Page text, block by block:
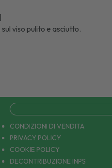
viso pulito e asciutto.
CONDIZIONI DI VENDITA
PRIVACY POLICY
COOKIE POLICY
DECONTRIBUZIONE INPS